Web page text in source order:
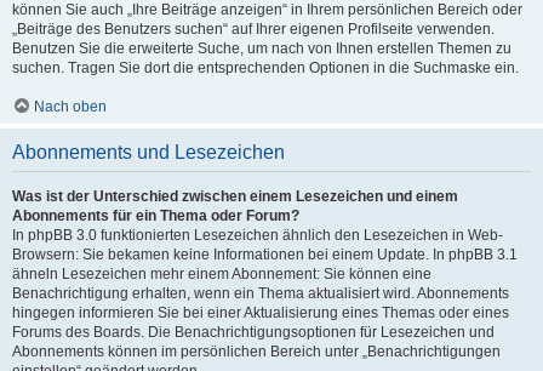
können Sie auch „Ihre Beiträge anzeigen“ in Ihrem persönlichen Bereich oder
„Beiträge des Benutzers suchen“ auf Ihrer eigenen Profilseite verwenden.
Benutzen Sie die erweiterte Suche, um nach von Ihnen erstellen Themen zu
suchen. Tragen Sie dort die entsprechenden Optionen in die Suchmaske ein.
Nach oben
Abonnements und Lesezeichen
Was ist der Unterschied zwischen einem Lesezeichen und einem
Abonnements für ein Thema oder Forum?
In phpBB 3.0 funktionierten Lesezeichen ähnlich den Lesezeichen in Web-
Browsern: Sie bekamen keine Informationen bei einem Update. In phpBB 3.1
ähneln Lesezeichen mehr einem Abonnement: Sie können eine
Benachrichtigung erhalten, wenn ein Thema aktualisiert wird. Abonnements
hingegen informieren Sie bei einer Aktualisierung eines Themas oder eines
Forums des Boards. Die Benachrichtigungsoptionen für Lesezeichen und
Abonnements können im persönlichen Bereich unter „Benachrichtigungen